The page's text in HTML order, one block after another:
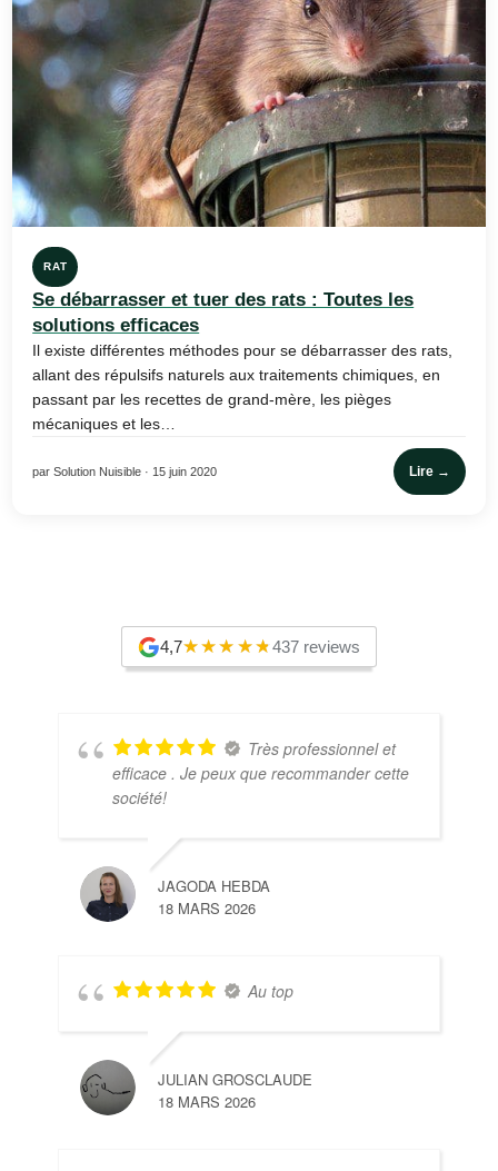
RAT
Se débarrasser et tuer des rats : Toutes les
solutions efficaces
Il existe différentes méthodes pour se débarrasser des rats,
allant des répulsifs naturels aux traitements chimiques, en
passant par les recettes de grand-mère, les pièges
mécaniques et les…
par Solution Nuisible · 15 juin 2020 Lire →
4,7 437 reviews
Très professionnel et
efficace . Je peux que recommander cette
société!
JAGODA HEBDA
18 MARS 2026
Au top
JULIAN GROSCLAUDE
18 MARS 2026